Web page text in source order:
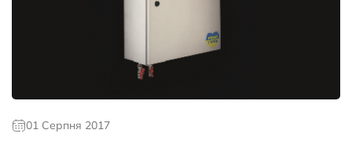
01 Серпня 2017